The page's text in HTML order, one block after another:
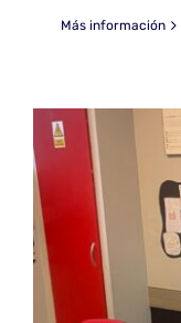
Más información